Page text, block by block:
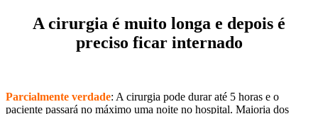
A cirurgia é muito longa e depois é
preciso ficar internado
​Parcialmente verdade: A cirurgia pode durar até 5 horas e o
paciente passará no máximo uma noite no hospital. Maioria dos